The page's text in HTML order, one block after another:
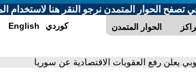
تصفح الحوار المتمدن نرجو النقر هنا لاستخدام
الحوار المتمدن English كوردي
يعلن رفع العقوبات الاقتصادية عن سوريا